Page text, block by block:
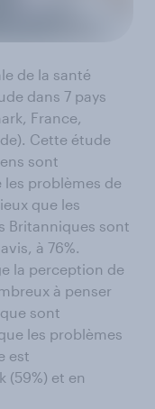
de la santé
dans 7 pays
France,
Cette étude
sont
problèmes de
que les
Britanniques sont
à 76%.
la perception de
à penser
sont
les problèmes
est
(59%) et en